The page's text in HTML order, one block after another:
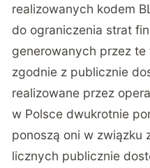
realizowanych kodem
do ograniczenia strat
generowanych przez
zgodnie z publicznie
realizowane przez
w Polsce dwukrotnie
ponoszą oni w związku
licznych publicznie